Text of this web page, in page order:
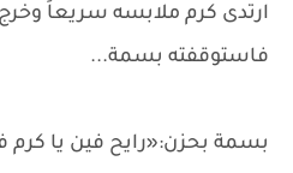
ارتدى كرم ملابسه سريعاً
فاستوقفته بسمة...
بسمة بحزن:«رايح فين يا كرم